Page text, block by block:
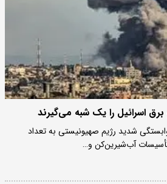
برق اسرائیل را یک شبه می‌گیرند
وابستگی شدید رژیم صهیونیستی به تعداد
آب‌شیرین‌کن و…